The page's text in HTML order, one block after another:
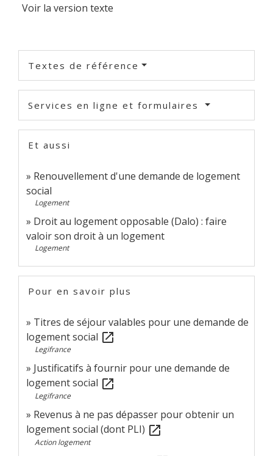
Voir la version texte
Textes de référence
Services en ligne et formulaires
Et aussi
Renouvellement d'une demande de logement
social
Logement
Droit au logement opposable (Dalo) : faire
valoir son droit à un logement
Logement
Pour en savoir plus
Titres de séjour valables pour une demande de
logement social open_in_new
Legifrance
Justificatifs à fournir pour une demande de
logement social open_in_new
Legifrance
Revenus à ne pas dépasser pour obtenir un
logement social (dont PLI) open_in_new
Action logement